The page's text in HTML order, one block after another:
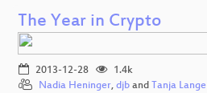
The Year in Crypto
2013-12-28
1.4k
Nadia Heninger, djb and Tanja Lange